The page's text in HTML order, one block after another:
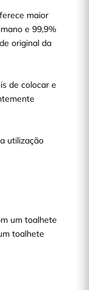
maior
e 99,9%
original da
de colocar e
utilização
um toalhete
toalhete